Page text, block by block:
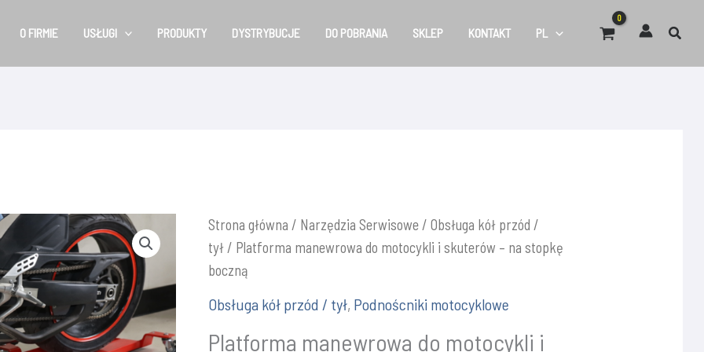
O FIRMIE USŁUGI PRODUKTY DYSTRYBUCJE DO POBRANIA SKLEP KONTAKT PL
Strona główna / Narzędzia Serwisowe/ Obsługa kół przód /
tył/ Platforma manewrowa do motocykli i skuterów – na stopkę
boczną
Obsługa kół przód / tył, Podnoścniki motocyklowe
Platforma manewrowa do motocykli i